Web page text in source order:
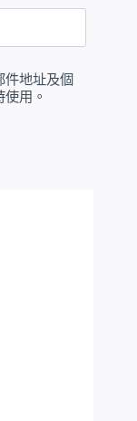
件地址及個
用。